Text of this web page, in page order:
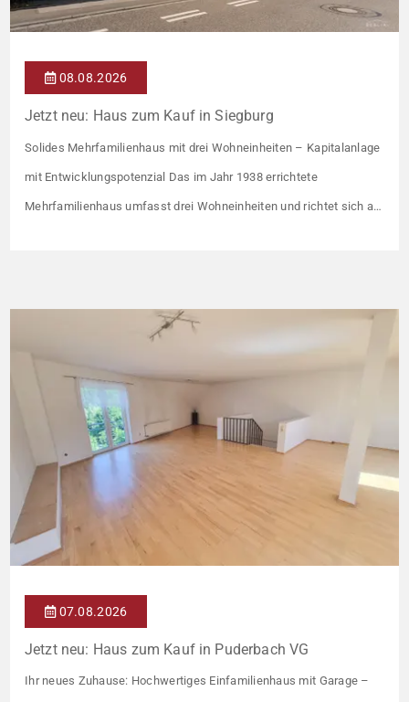
08.08.2026
Jetzt neu: Haus zum Kauf in Siegburg
Solides Mehrfamilienhaus mit drei Wohneinheiten – Kapitalanlage
mit Entwicklungspotenzial Das im Jahr 1938 errichtete
Mehrfamilienhaus umfasst drei Wohneinheiten und richtet sich an
Damit liegt das Mietniveau deutlich unter dem ortsüblichen
07.08.2026
Jetzt neu: Haus zum Kauf in Puderbach VG
Ihr neues Zuhause: Hochwertiges Einfamilienhaus mit Garage –